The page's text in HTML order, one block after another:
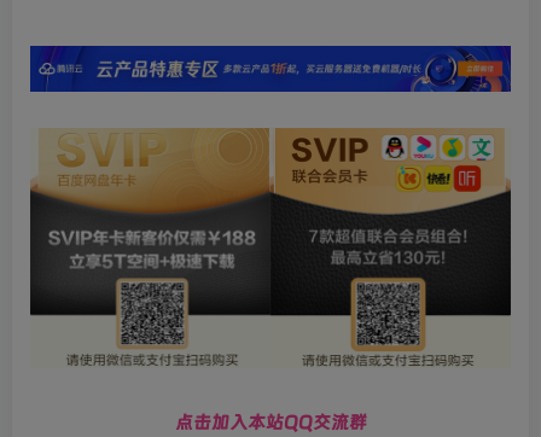
点击加入本站QQ交流群